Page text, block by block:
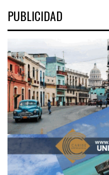
PUBLICIDAD